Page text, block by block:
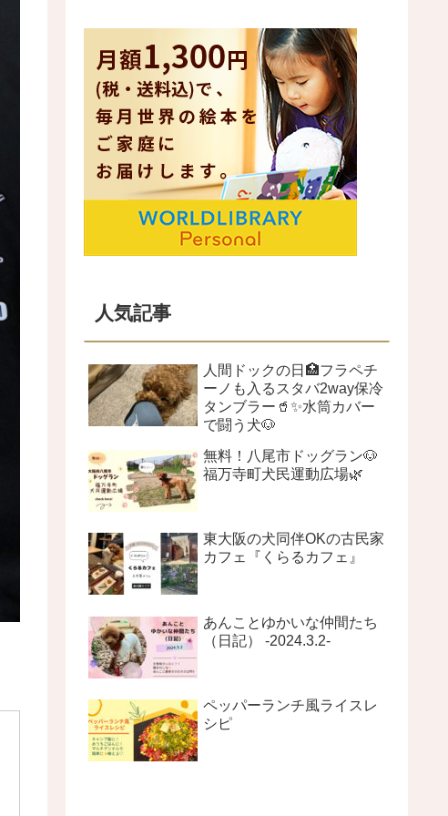
人気記事
人間ドックの日🏥フラペチ
ーノも入るスタバ2way保冷
タンブラー🥤✨水筒カバー
で闘う犬🐶
無料！八尾市ドッグラン🐶
福万寺町犬民運動広場🌿
東大阪の犬同伴OKの古民家
カフェ『くらるカフェ』
あんことゆかいな仲間たち
（日記） -2024.3.2-
ペッパーランチ風ライスレ
シピ